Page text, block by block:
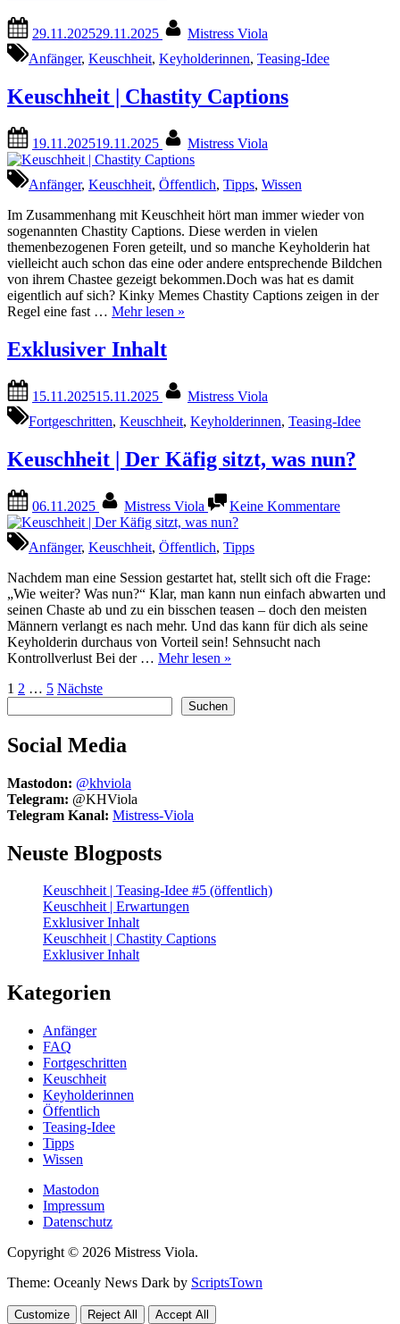
on
29.11.202529.11.2025
Mistress Viola
Anfänger, Keuschheit, Keyholderinnen, Teasing-Idee
Keuschheit | Chastity Captions
on
19.11.202519.11.2025 Mistress Viola
Anfänger, Keuschheit, Öffentlich, Tipps, Wissen
Im Zusammenhang mit Keuschheit hört man immer wieder von
sogenannten Chastity Captions. Diese werden in vielen
themenbezogenen Foren geteilt, und so manche Keyholderin hat
vielleicht auch schon das eine oder andere entsprechende Bildchen
von ihrem Chastee gezeigt bekommen.Doch was hat es damit
eigentlich auf sich? Kinky Memes Chastity Captions zeigen in der
Regel eine fast … Mehr lesen “Keuschheit
»
Exklusiver Inhalt
on
15.11.202515.11.2025
Mistress Viola
Fortgeschritten, Keuschheit, Keyholderinnen, Teasing-Idee
Keuschheit | Der Käfig sitzt, was nun?
on
06.11.2025 Mistress Viola Keine Kommentare
sitzt,
was
nun?
Anfänger, Keuschheit, Öffentlich, Tipps
Nachdem man eine Session gestartet hat, stellt sich oft die Frage:
„Wie weiter? Was nun?“ Klar, man kann nun einfach abwarten und
seinen Chaste ab und zu ein bisschen teasen – doch den meisten
Männern verlangt es nach mehr. Und das kann für dich als seine
Keyholderin durchaus von Vorteil sein! Sehnsucht nach
Kontrollverlust Bei der … Mehr lesen “Keuschheit
Käfig
»
Seitennummerierung
der
Beiträge
1 2 … 5 Nächste
Suchen
Social Media
Mastodon: @khviola
Telegram: @KHViola
Telegram Kanal: Mistress-Viola
Neuste Blogposts
Keuschheit | Teasing-Idee #5 (öffentlich)
Keuschheit | Erwartungen
Exklusiver Inhalt
Keuschheit | Chastity Captions
Exklusiver Inhalt
Kategorien
Anfänger
FAQ
Fortgeschritten
Keuschheit
Keyholderinnen
Öffentlich
Teasing-Idee
Tipps
Wissen
Mastodon
Impressum
Datenschutz
Copyright © 2026 Mistress Viola.
Theme: Oceanly News Dark by ScriptsTown
Customize Reject All Accept All